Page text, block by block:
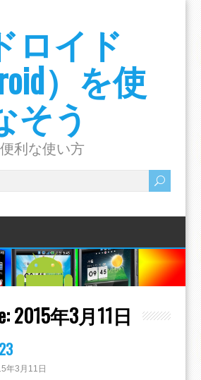
ロイド
）を使
そう
利な使い方
2015年3月11日
年3月11日